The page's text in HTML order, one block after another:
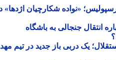
«نواده شکارچیان اژدها» در
جنجالی به باشگاه
یک دربی باز جدید در تیم مهدی